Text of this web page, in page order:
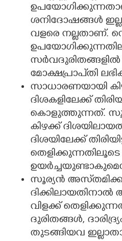
ശനിദോഷങ്ങൾ
വളരെ നല്ലതാണ്.
സർവദുരിതങ്ങളിൽ
മോക്ഷപ്രാപ്‌തി
സാധാരണയായി
ദിശകളിലേക്ക്
കൊളുത്തുന്നത്.
കിഴക്ക്
ദിശയിലേക്ക്
സൂര്യൻ
ദിക്കിലായതിനാൽ
വിളക്ക്
ദുരിതങ്ങൾ,
തുടങ്ങിയവ